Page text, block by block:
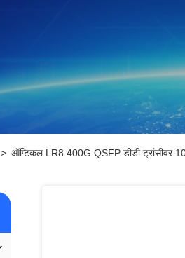
> ऑप्टिकल LR8 400G QSFP डीडी ट्रांसीवर